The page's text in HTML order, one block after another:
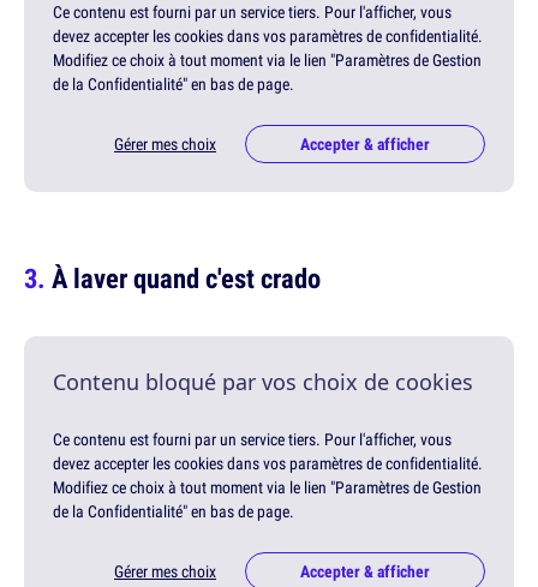
Ce contenu est fourni par un service tiers. Pour l'afficher, vous
devez accepter les cookies dans vos paramètres de confidentialité.
Modifiez ce choix à tout moment via le lien "Paramètres de Gestion
de la Confidentialité" en bas de page.
Gérer mes choix Accepter & afficher
À laver quand c'est crado
Contenu bloqué par vos choix de cookies
Ce contenu est fourni par un service tiers. Pour l'afficher, vous
devez accepter les cookies dans vos paramètres de confidentialité.
Modifiez ce choix à tout moment via le lien "Paramètres de Gestion
de la Confidentialité" en bas de page.
Gérer mes choix Accepter & afficher